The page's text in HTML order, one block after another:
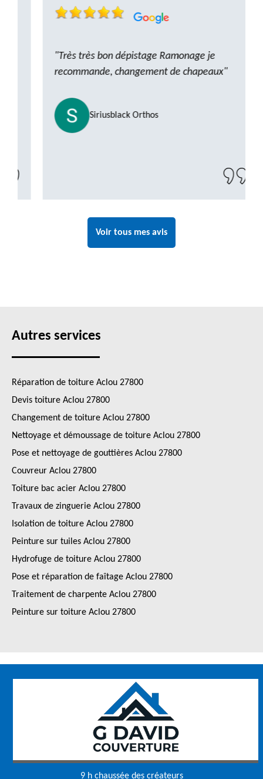
"Très très bon dépistage Ramonage je
recommande, changement de chapeaux"
Siriusblack Orthos
Voir tous mes avis
Autres services
Réparation de toiture Aclou 27800
Devis toiture Aclou 27800
Changement de toiture Aclou 27800
Nettoyage et démoussage de toiture Aclou 27800
Pose et nettoyage de gouttières Aclou 27800
Couvreur Aclou 27800
Toiture bac acier Aclou 27800
Travaux de zinguerie Aclou 27800
Isolation de toiture Aclou 27800
Peinture sur tuiles Aclou 27800
Hydrofuge de toiture Aclou 27800
Pose et réparation de faîtage Aclou 27800
Traitement de charpente Aclou 27800
Peinture sur toiture Aclou 27800
9 h chaussée des créateurs